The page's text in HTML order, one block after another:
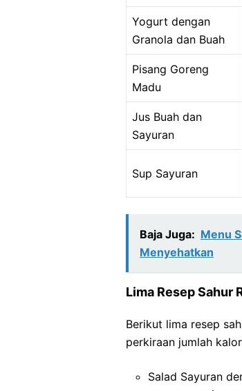
Yogurt dengan
Granola dan Buah
Pisang Goreng
Madu
Jus Buah dan
Sayuran
Sup Sayuran
Baja Juga: Menu
Menyehatkan
Lima Resep Sahur
Berikut lima resep
perkiraan jumlah
Salad Sayuran